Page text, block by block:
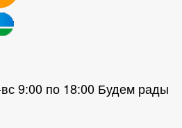
9:00 по 18:00 Будем рады